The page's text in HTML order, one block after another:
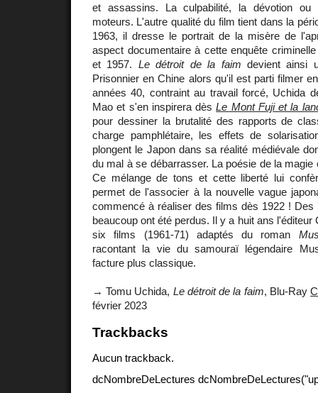
et assassins. La culpabilité, la dévotion ou
moteurs. L'autre qualité du film tient dans la
1963, il dresse le portrait de la misère de
aspect documentaire à cette enquête
et 1957. Le détroit de la faim devient ainsi
Prisonnier en Chine alors qu'il est parti filmer
années 40, contraint au travail forcé, Uchida
Mao et s'en inspirera dèsLe Mont Fuji et la
pour dessiner la brutalité des rapports de
charge pamphlétaire, les effets de
plongent le Japon dans sa réalité médiévale
du mal à se débarrasser. La poésie de la
Ce mélange de tons et cette liberté lui
permet de l'associer à la nouvelle vague
commencé à réaliser des films dès 1922 ! Des
beaucoup ont été perdus. Il y a huit ans l'éditeur
six films (1961-71) adaptés du roman
racontant la vie du samouraï légendaire
facture plus classique.
→ Tomu Uchida, Le détroit de la faim, Blu-Ray
février 2023
Trackbacks
Aucun trackback.
dcNombreDeLectures